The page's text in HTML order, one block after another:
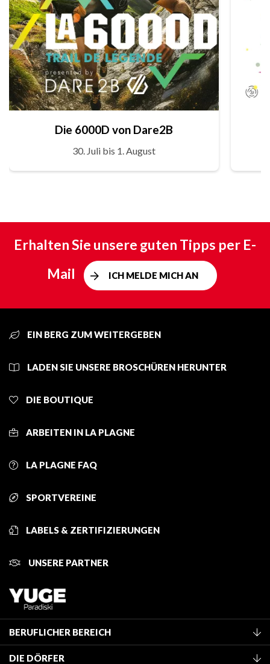
Die 6000D von Dare2B
30. Juli bis 1. August
Erhalten Sie unsere guten Tipps per E-
Mail
ICH MELDE MICH AN
EIN BERG ZUM WEITERGEBEN
LADEN SIE UNSERE BROSCHÜREN HERUNTER
DIE BOUTIQUE
ARBEITEN IN LA PLAGNE
LA PLAGNE FAQ
SPORTVEREINE
LABELS & ZERTIFIZIERUNGEN
UNSERE PARTNER
BERUFLICHER BEREICH
Mitglied des Fremdenverkehrsamtes werden
DIE DÖRFER